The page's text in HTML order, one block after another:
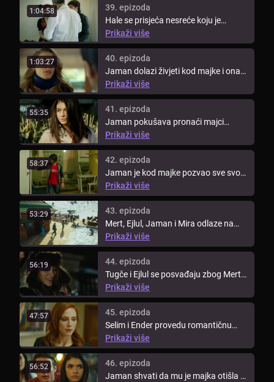
1:04:58
39. epizoda
Hale se prisjeća nesreće koju je
učinila. Jaman se penje preko ograde
...
Prikaži više
1:03:27
40. epizoda
Jaman dolazi živjeti kod majke i ona
ga primi u stan. Mert se posvađa ...
Prikaži više
55:35
41. epizoda
Jaman pokušava pronaći majci
posao. Selim je sve više depresivan i
...
Prikaži više
58:37
42. epizoda
Jaman je kod majke pozvao sve svoje
prijatelje na večeru. Ljudi iz ...
Prikaži više
53:29
43. epizoda
Mert, Ejlul, Jaman i Mira odlaze na
zimovanje. Zbog nesporazuma ...
Prikaži više
56:19
44. epizoda
Tugče i Ejlul se posvađaju zbog Merta
jer mu je Tugče rekla za ...
Prikaži više
47:57
45. epizoda
Selim i Ender provedu romantičnu
večer kako bi izgladili svoj odnos. ...
Prikaži više
56:52
46. epizoda
Jaman shvati da mu je majka otišla u